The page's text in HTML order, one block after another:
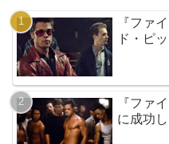
『ファ
ド・ピ
『ファ
に成功